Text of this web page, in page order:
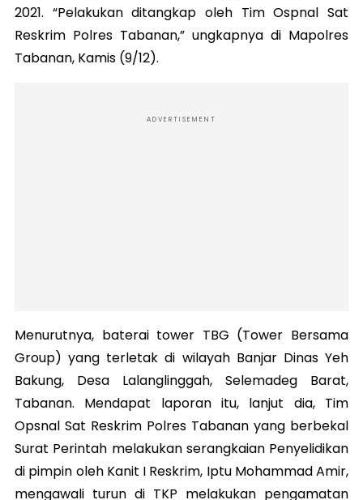
2021. “Pelakukan ditangkap oleh Tim Ospnal Sat
Reskrim Polres Tabanan,” ungkapnya di Mapolres
Tabanan, Kamis (9/12).
ADVERTISEMENT
Menurutnya, baterai tower TBG (Tower Bersama
Group) yang terletak di wilayah Banjar Dinas Yeh
Bakung, Desa Lalanglinggah, Selemadeg Barat,
Tabanan. Mendapat laporan itu, lanjut dia, Tim
Opsnal Sat Reskrim Polres Tabanan yang berbekal
Surat Perintah melakukan serangkaian Penyelidikan
di pimpin oleh Kanit I Reskrim, Iptu Mohammad Amir,
mengawali turun di TKP melakukan pengamatan